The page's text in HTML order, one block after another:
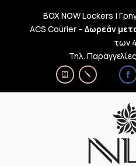
BOX NOW Lockers |
ACS Courier –Δωρεάν
των
Τηλ.